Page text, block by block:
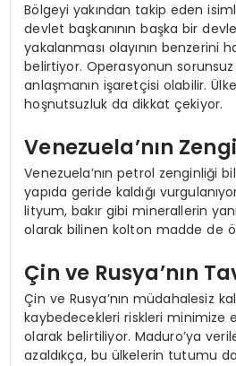
Bölgeyi yakından takip eden
devlet başkanının başka bir
yakalanması olayının benzerini
belirtiyor. Operasyonun
anlaşmanın işaretçisi olabilir.
hoşnutsuzluk da dikkat çekiyor.
Venezuela’nın
Venezuela’nın petrol zenginliği
yapıda geride kaldığı
lityum, bakır gibi minerallerin yanı
olarak bilinen kolton madde de
Çin ve Rusya’nın
Çin ve Rusya’nın müdahalesiz
kaybedecekleri riskleri minimize
olarak belirtiliyor. Maduro’ya
azaldıkça, bu ülkelerin tutumu